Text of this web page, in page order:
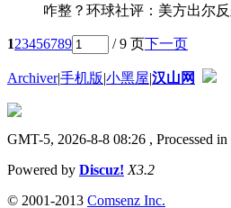
咋整？环球社评：美方出尔
123456789 / 9 页下一页
Archiver|手机版|小黑屋|汉山网
GMT-5, 2026-8-8 08:26 , Processed
Powered by Discuz! X3.2
© 2001-2013 Comsenz Inc.